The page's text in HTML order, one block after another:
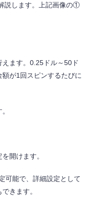
説します。上記画像の①
ます。0.25ドル～50ド
が1回スピンするたびに
開けます。
可能で、詳細設定として
きます。